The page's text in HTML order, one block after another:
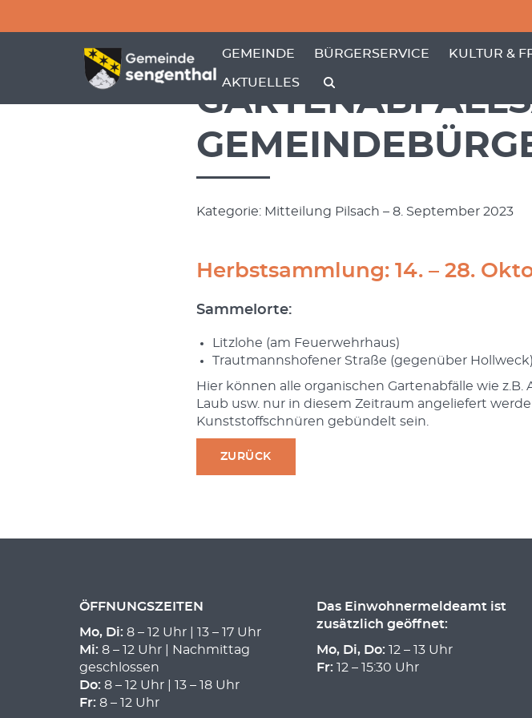
GEMEINDE
ZEIGE MENÜ-UNTERPUNKTE VON 'GEMEINDE'
BÜRGERSERVICE
ZEIGE MENÜ-UNTERPUNKTE
KULTUR &
AKTUELLES
Kategorie: Mitteilung Pilsach – 8. September 2023
Herbstsammlung: 14. – 28.
Sammelorte:
Litzlohe (am Feuerwehrhaus)
Trautmannshofener Straße (gegenüber Hollweck)
Hier können alle organischen Gartenabfälle wie
Laub usw. nur in diesem Zeitraum angeliefert
Kunststoffschnüren gebündelt sein.
ZURÜCK
ÖFFNUNGSZEITEN
Mo, Di: 8 – 12 Uhr | 13 – 17 Uhr
Mi: 8 – 12 Uhr | Nachmittag
geschlossen
Do: 8 – 12 Uhr | 13 – 18 Uhr
Fr: 8 – 12 Uhr
Das Einwohnermeldeamt ist
zusätzlich geöffnet:
Mo, Di, Do: 12 – 13 Uhr
Fr: 12 – 15:30 Uhr